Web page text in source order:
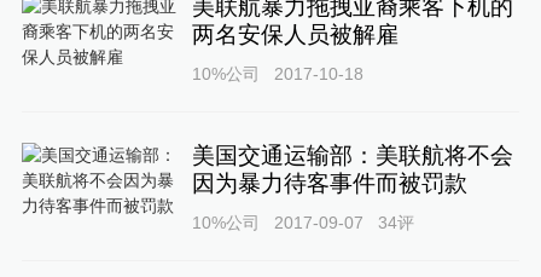
美联航暴力拖拽亚裔乘客下机的
两名安保人员被解雇
10%公司 2017-10-18
美国交通运输部：美联航将不会
因为暴力待客事件而被罚款
10%公司 2017-09-07 34评